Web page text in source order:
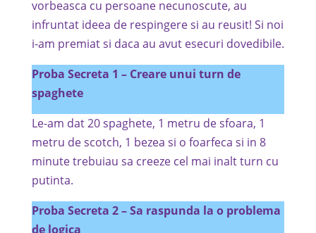
vorbeasca cu persoane necunoscute, au
infruntat ideea de respingere si au reusit! Si noi
i-am premiat si daca au avut esecuri dovedibile.
Proba Secreta 1 – Creare unui turn de
spaghete
Le-am dat 20 spaghete, 1 metru de sfoara, 1
metru de scotch, 1 bezea si o foarfeca si in 8
minute trebuiau sa creeze cel mai inalt turn cu
putinta.
Proba Secreta 2 – Sa raspunda la o problema
de logica